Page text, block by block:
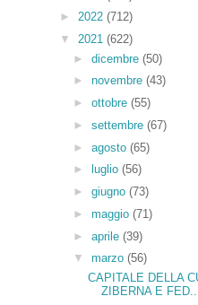
► 2022 (712)
▼ 2021 (622)
►dicembre(50)
►novembre(43)
►ottobre(55)
►settembre(67)
►agosto(65)
►
luglio(56)
►giugno(73)
►maggio(71)
►aprile(39)
▼marzo(56)
CAPITALE DELLA
ZIBERNA E FED...